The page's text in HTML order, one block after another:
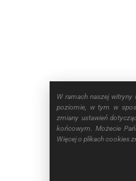
W ramach naszej witryny
poziomie, w tym w
zmiany ustawień
końcowym. Możecie
Więcej o plikach cookies